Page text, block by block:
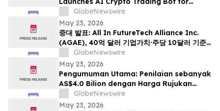
Smarter Digital Asset Automation
GlobeNewswire
May 23, 2026
중대 발표: All In FutureTech Alliance Inc.
(AGAE), 40억 달러 기업가치·주당 10달러 기준
가격 적용하며 동남아 희소 광섬유 인프라 강자
HyalRoute Fiber-Optic Communication
Group 인수 위해 신주 발행 -- ‘광 컴퓨팅+광 전
송’ 결합한 글로벌 AI 광네트워크 플랫폼으로 전환
추…
GlobeNewswire
May 23, 2026
Pengumuman Utama: Penilaian sebanyak
AS$4.0 Bilion dengan Harga Rujukan
AS$10.00 Sesaham, AGAE akan
Menerbitkan Saham bagi Memperoleh
GlobeNewswire
May 23, 2026